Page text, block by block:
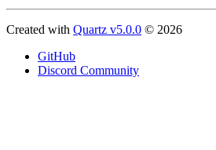
Created with Quartz v5.0.0 © 2026
GitHub
Discord Community